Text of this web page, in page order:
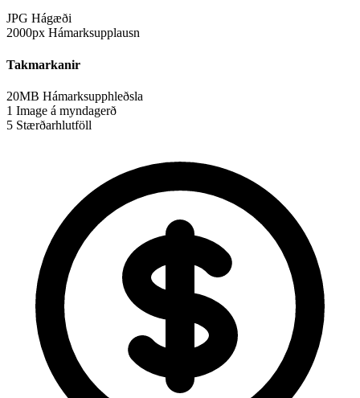
JPG Hágæði
2000px Hámarksupplausn
Takmarkanir
20MB Hámarksupphleðsla
1 Image á myndagerð
5 Stærðarhlutföll